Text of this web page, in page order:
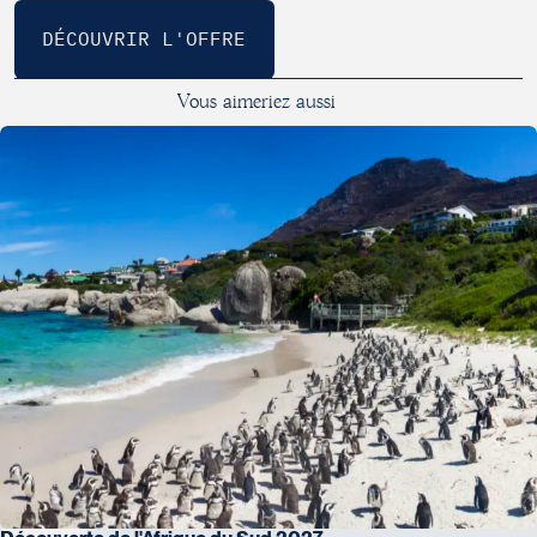
Pisteur: 25 à 40 rands par safari par pers.
: 50 à 150 rands par safari par pers.
: 30 à 80 rands par chambre (une boîte est
Porteur de bagages: 20 rands par bagage
BOTSWANA ET ZIMBABWE
Chauffeur et guide: 10 à 15 $ US
Ranger: 10 à 20 $ US par safari par pers.
: 5 à 10 $ US par safari par pers.
Personnel hôtelier: 2 à 5 $ US (une boîte est prévue à cet effet
à la réception dans certains lodges)
Vous aimeriez aussi